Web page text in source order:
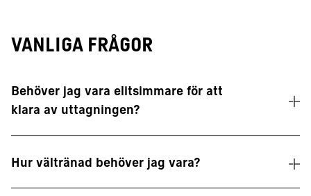
VANLIGA FRÅGOR
Behöver jag vara elitsimmare för att
klara av uttagningen?
Hur vältränad behöver jag vara?